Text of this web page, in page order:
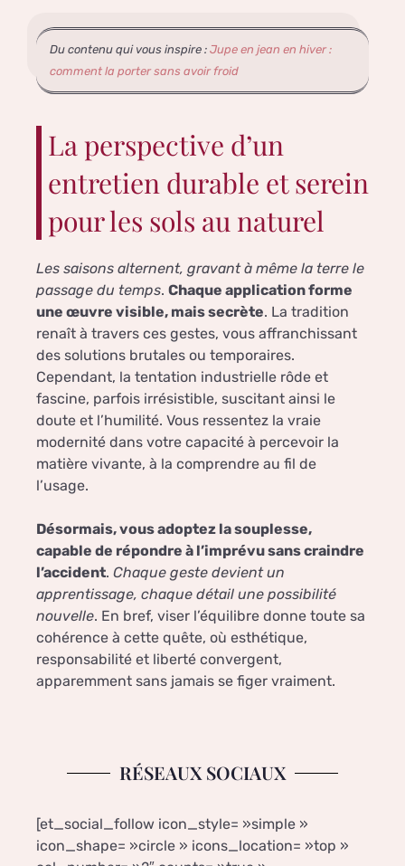
Du contenu qui vous inspire : Jupe en jean en hiver :
comment la porter sans avoir froid
La perspective d’un
entretien durable et serein
pour les sols au naturel
Les saisons alternent, gravant à même la terre le
passage du temps. Chaque application forme
une œuvre visible, mais secrète. La tradition
renaît à travers ces gestes, vous affranchissant
des solutions brutales ou temporaires.
Cependant, la tentation industrielle rôde et
fascine, parfois irrésistible, suscitant ainsi le
doute et l’humilité. Vous ressentez la vraie
modernité dans votre capacité à percevoir la
matière vivante, à la comprendre au fil de
l’usage.
Désormais, vous adoptez la souplesse,
capable de répondre à l’imprévu sans craindre
l’accident. Chaque geste devient un
apprentissage, chaque détail une possibilité
nouvelle. En bref, viser l’équilibre donne toute sa
cohérence à cette quête, où esthétique,
responsabilité et liberté convergent,
apparemment sans jamais se figer vraiment.
RÉSEAUX SOCIAUX
[et_social_follow icon_style= »simple »
icon_shape= »circle » icons_location= »top »